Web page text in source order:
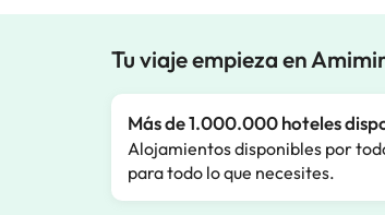
Tu viaje empieza en
Más de 1.000.000 hoteles
Alojamientos disponibles por
para todo lo que necesites.